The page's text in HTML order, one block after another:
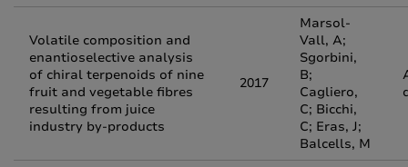
Volatile composition and
enantioselective analysis
of chiral terpenoids of nine
fruit and vegetable fibres
resulting from juice
industry by-products
2017
Marsol-
Vall, A;
Sgorbini,
B;
Cagliero,
C; Bicchi,
C; Eras, J;
Balcells, M